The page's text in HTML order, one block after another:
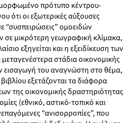
πρότυπο κέντρου-
ότι οι εξωτερικές αύξουσες
“συσπειρώσεις” ομοειδών
σε μικρότερη γεωγραφική κλίμακα,
εξηγείται και η εξειδίκευση των
στάδια οικονομικής
εισαγωγή του αναγνώστη στο θέμα,
εξετάζονται τα διάφορα
της οικονομικής δραστηριότητας
(εθνικό, αστικό-τοπικό και
“ανισορροπίες”, που